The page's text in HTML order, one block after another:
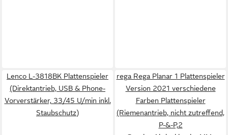
Lenco L-3818BK Plattenspieler
(Direktantrieb, USB & Phone-
Vorverstärker, 33/45 U/min inkl.
Staubschutz)
rega Rega Planar 1 Plattenspieler
Version 2021 verschiedene
Farben Plattenspieler
(Riemenantrieb, nicht zutreffend,
P-&-P,2